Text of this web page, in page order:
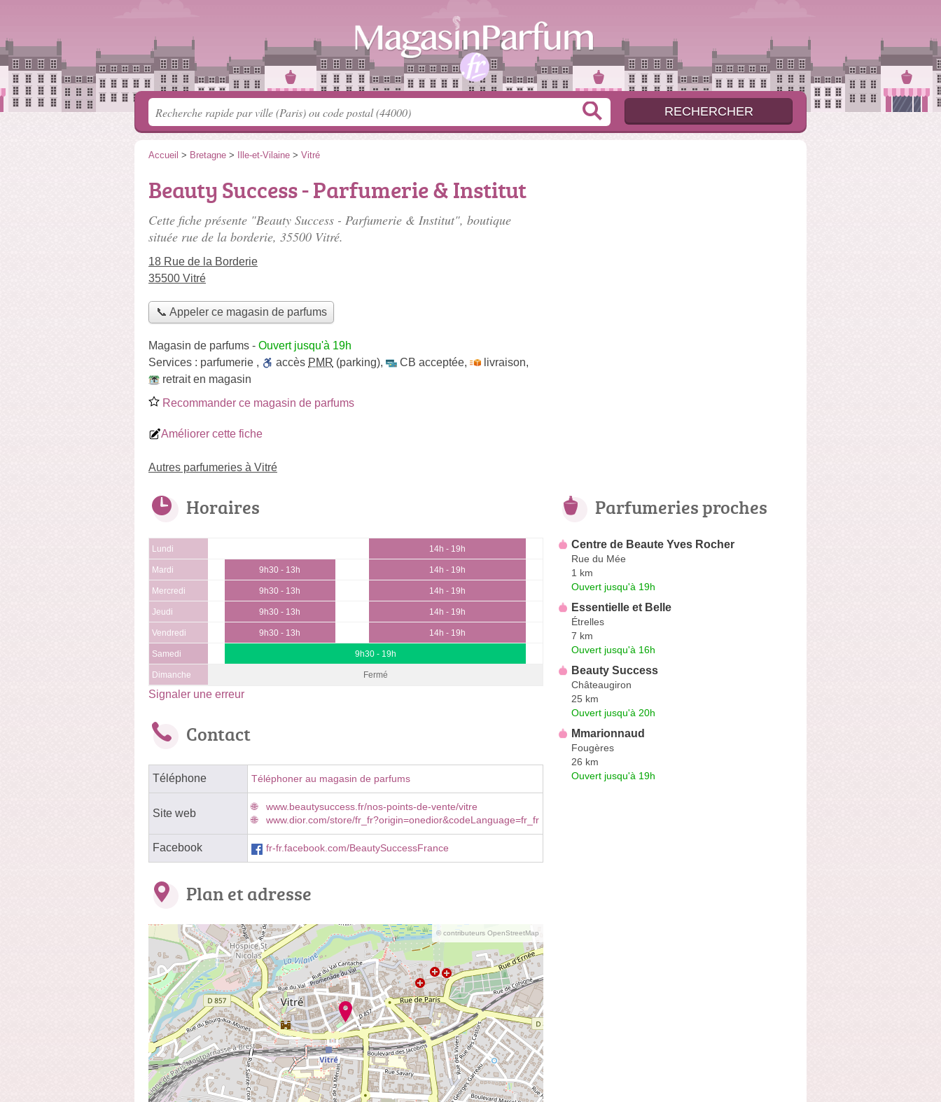
Accueil > Bretagne > Ille-et-Vilaine > Vitré
Beauty Success - Parfumerie & Institut
Cette fiche présente "Beauty Success - Parfumerie & Institut", boutique
située rue de la borderie, 35500 Vitré.
18 Rue de la Borderie
35500 Vitré
📞 Appeler ce magasin de parfums
Magasin de parfums - Ouvert jusqu'à 19h
Services : parfumerie , accès PMR (parking), CB acceptée, livraison,
retrait en magasin
Recommander ce magasin de parfums
Améliorer cette fiche
Autres parfumeries à Vitré
Horaires
Lundi 14h - 19h
Mardi 9h30 - 13h 14h - 19h
Mercredi 9h30 - 13h 14h - 19h
Jeudi 9h30 - 13h 14h - 19h
Vendredi 9h30 - 13h 14h - 19h
Samedi 9h30 - 19h
Dimanche Fermé
Signaler une erreur
Contact
Téléphone Téléphoner au magasin de parfums
Site web
www.beautysuccess.fr/nos-points-de-vente/vitre
www.dior.com/store/fr_fr?origin=onedior&codeLanguage=fr_fr
Facebook fr-fr.facebook.com/BeautySuccessFrance
Plan et adresse
© contributeurs OpenStreetMap
Parfumeries proches
Centre de Beaute Yves Rocher
Rue du Mée
1 km
Ouvert jusqu'à 19h
Essentielle et Belle
Étrelles
7 km
Ouvert jusqu'à 16h
Beauty Success
Châteaugiron
25 km
Ouvert jusqu'à 20h
Mmarionnaud
Fougères
26 km
Ouvert jusqu'à 19h